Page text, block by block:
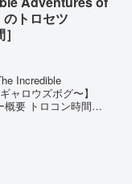
トロセツ
Incredible
ャロウズボグ〜】
概要 トロコン時間